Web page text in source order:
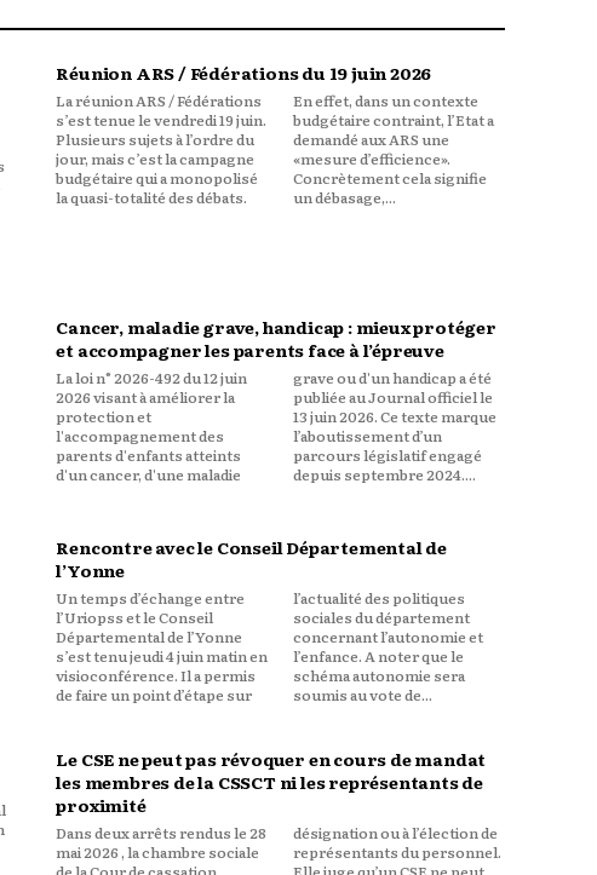
Réunion ARS / Fédérations du 19 juin 2026
La réunion ARS / Fédérations
s’est tenue le vendredi 19 juin.
Plusieurs sujets à l’ordre du
jour, mais c’est la campagne
budgétaire qui a monopolisé
la quasi-totalité des débats.
En effet, dans un contexte
budgétaire contraint, l’Etat a
demandé aux ARS une
«mesure d’efficience».
Concrètement cela signifie
un débasage,...
Cancer, maladie grave, handicap : mieux protéger
et accompagner les parents face à l’épreuve
La loi n° 2026-492 du 12 juin
2026 visant à améliorer la
protection et
l'accompagnement des
parents d'enfants atteints
d'un cancer, d'une maladie
grave ou d'un handicap a été
publiée au Journal officiel le
13 juin 2026. Ce texte marque
l’aboutissement d’un
parcours législatif engagé
depuis septembre 2024....
Rencontre avec le Conseil Départemental de
l’Yonne
Un temps d’échange entre
l’Uriopss et le Conseil
Départemental de l’Yonne
s’est tenu jeudi 4 juin matin en
visioconférence. Il a permis
de faire un point d’étape sur
l’actualité des politiques
sociales du département
concernant l’autonomie et
l’enfance. A noter que le
schéma autonomie sera
soumis au vote de...
Le CSE ne peut pas révoquer en cours de mandat
les membres de la CSSCT ni les représentants de
proximité
Dans deux arrêts rendus le 28
mai 2026 , la chambre sociale
désignation ou à l’élection de
représentants du personnel.